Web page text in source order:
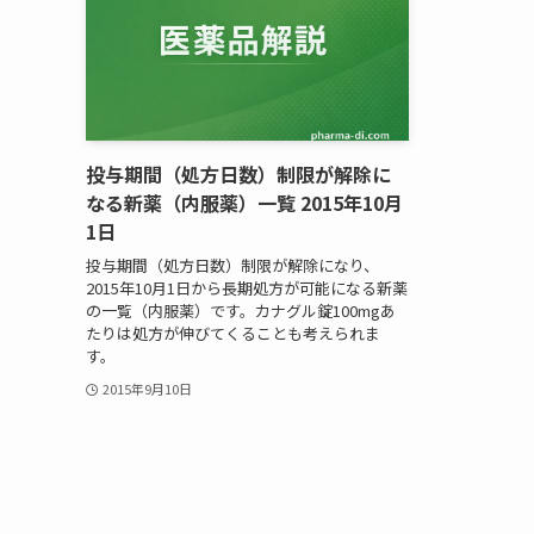
投与期間（処方日数）制限が解除に
なる新薬（内服薬）一覧 2015年10月
1日
投与期間（処方日数）制限が解除になり、
2015年10月1日から長期処方が可能になる新薬
の一覧（内服薬）です。カナグル錠100mgあ
たりは処方が伸びてくることも考えられま
す。
2015年9月10日